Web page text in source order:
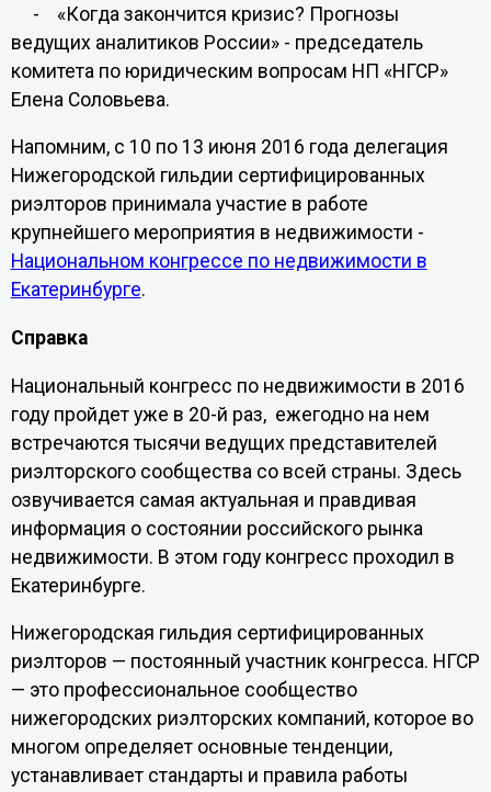
- «Когда закончится кризис? Прогнозы
ведущих аналитиков России» - председатель
комитета по юридическим вопросам НП «НГСР»
Елена Соловьева.
Напомним, с 10 по 13 июня 2016 года делегация
Нижегородской гильдии сертифицированных
риэлторов принимала участие в работе
крупнейшего мероприятия в недвижимости -
Национальном конгрессе по недвижимости в
Екатеринбурге.
Справка
Национальный конгресс по недвижимости в 2016
году пройдет уже в 20-й раз, ежегодно на нем
встречаются тысячи ведущих представителей
риэлторского сообщества со всей страны. Здесь
озвучивается самая актуальная и правдивая
информация о состоянии российского рынка
недвижимости. В этом году конгресс проходил в
Екатеринбурге.
Нижегородская гильдия сертифицированных
риэлторов — постоянный участник конгресса. НГСР
— это профессиональное сообщество
нижегородских риэлторских компаний, которое во
многом определяет основные тенденции,
устанавливает стандарты и правила работы